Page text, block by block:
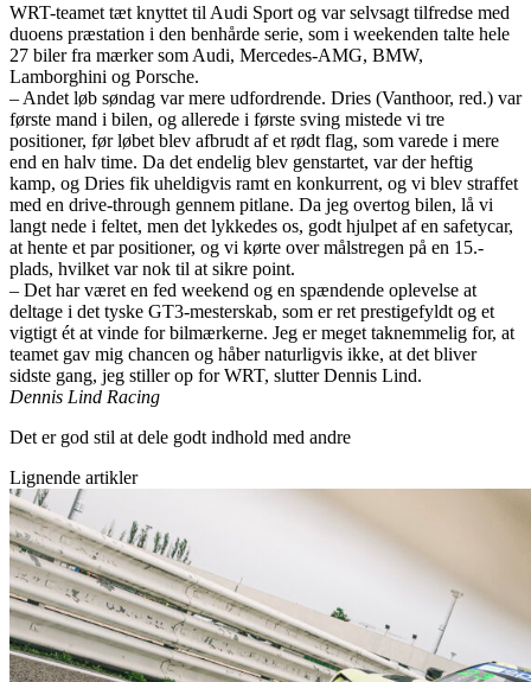
WRT-teamet tæt knyttet til Audi Sport og var selvsagt tilfredse med
duoens præstation i den benhårde serie, som i weekenden talte hele
27 biler fra mærker som Audi, Mercedes-AMG, BMW,
Lamborghini og Porsche.
– Andet løb søndag var mere udfordrende. Dries (Vanthoor, red.) var
første mand i bilen, og allerede i første sving mistede vi tre
positioner, før løbet blev afbrudt af et rødt flag, som varede i mere
end en halv time. Da det endelig blev genstartet, var der heftig
kamp, og Dries fik uheldigvis ramt en konkurrent, og vi blev straffet
med en drive-through gennem pitlane. Da jeg overtog bilen, lå vi
langt nede i feltet, men det lykkedes os, godt hjulpet af en safetycar,
at hente et par positioner, og vi kørte over målstregen på en 15.-
plads, hvilket var nok til at sikre point.
– Det har været en fed weekend og en spændende oplevelse at
deltage i det tyske GT3-mesterskab, som er ret prestigefyldt og et
vigtigt ét at vinde for bilmærkerne. Jeg er meget taknemmelig for, at
teamet gav mig chancen og håber naturligvis ikke, at det bliver
sidste gang, jeg stiller op for WRT, slutter Dennis Lind.
Dennis Lind Racing
Det er god stil at dele godt indhold med andre
Lignende artikler